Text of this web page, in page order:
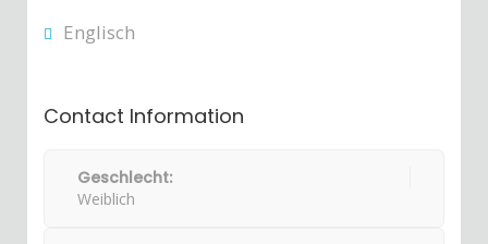
Englisch
Contact Information
Geschlecht:
Weiblich